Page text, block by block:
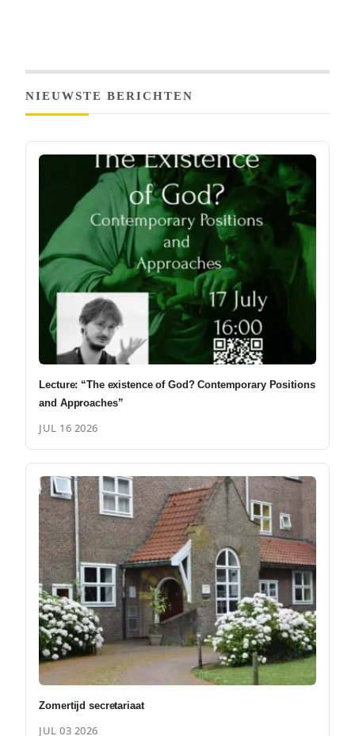
NIEUWSTE BERICHTEN
Lecture: “The existence of God? Contemporary Positions
and Approaches”
JUL 16 2026
Zomertijd secretariaat
JUL 03 2026